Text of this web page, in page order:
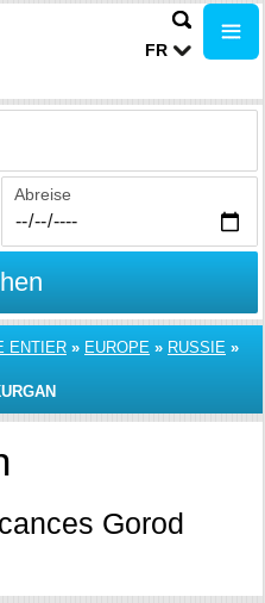
FR
Abreise
ENTIER » EUROPE » RUSSIE »
Gorod